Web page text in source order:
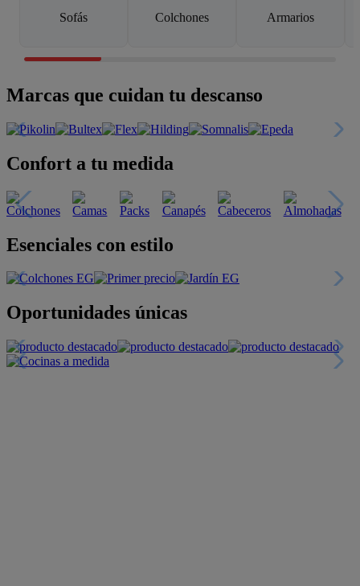
Sofás Colchones Armarios
Marcas que cuidan tu descanso
Confort a tu medida
Esenciales con estilo
Oportunidades únicas